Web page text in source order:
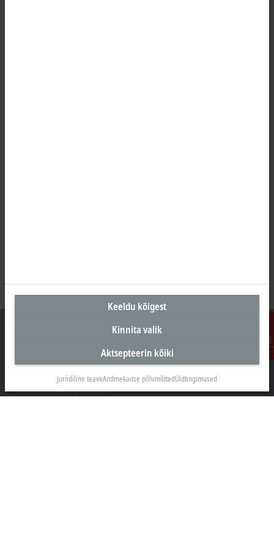
Kontakt
Peakontor Eesti
Beckhoff Automation OÜ
Keeldu kõigest
Kinnita valik
Aktsepteerin kõiki
Juriidiline teaveAndmekaitse põhimõttedÜldtingimused